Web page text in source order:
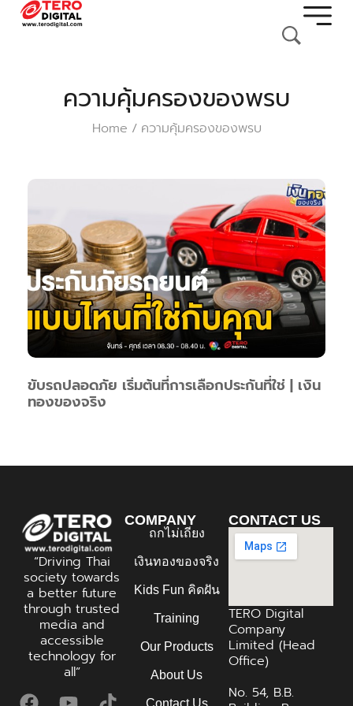
ความคุ้มครองของพรบ
Home / ความคุ้มครองของพรบ
ขับรถปลอดภัย เริ่มต้นที่การเลือกประกันที่ใช่ | เงิน
ทองของจริง
“Driving Thai
society towards
a better future
through trusted
media and
accessible
technology for
all”
COMPANY
ถกไม่เถียง
เงินทองของจริง
Kids Fun คิดฝัน
Training
Our Products
About Us
Contact Us
CONTACT US
TERO Digital
Company
Limited (Head
Office)
No. 54, B.B.